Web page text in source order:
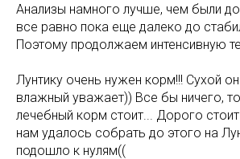
Анализы намного лучше, чем были
все равно пока еще далеко до
Поэтому продолжаем интенсивную
Лунтику очень нужен корм!!! Сухой
влажный уважает)) Все бы ничего,
лечебный корм стоит... Дорого
нам удалось собрать до этого на
подошло к нулям((